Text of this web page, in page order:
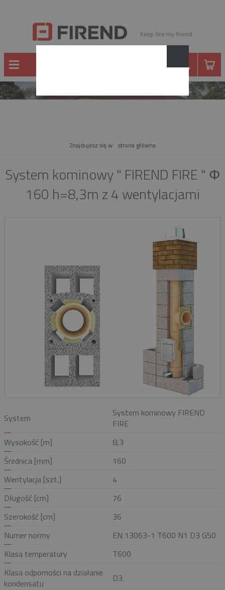
PRODUKT
Znajdujesz się w: strona główna
System kominowy " FIREND FIRE " Φ
160 h=8,3m z 4 wentylacjami
System
System kominowy FIREND
FIRE
Wysokość [m]
8,3
Średnica [mm]
160
Wentylacja [szt.]
4
Długość [cm]
76
Szerokość [cm]
36
Numer normy
EN 13063-1 T600 N1 D3 G50
Klasa temperatury
T600
Klasa odporności na działanie
kondensatu
D3